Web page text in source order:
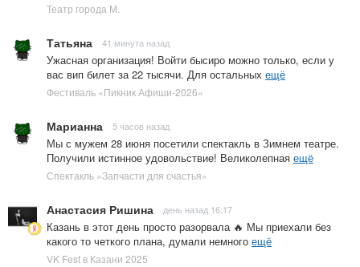
Театр города М.
Татьяна 41 минута назад
Ужасная организация! Войти бысиро можно только, если у
вас вип билет за 22 тысячи. Для остальных ещё
Фестиваль «Пикник Афиши-2026»
Марианна 5 часов назад
Мы с мужем 28 июня посетили спектакль в Зимнем театре.
Получили истинное удовольствие! Великолепная ещё
Спектакль «Запчасти для счастья»
Анастасия Ришина день назад 16:17
Казань в этот день просто разорвала 🔥 Мы приехали без
какого то четкого плана, думали немного ещё
VK Fest в Казани 2025